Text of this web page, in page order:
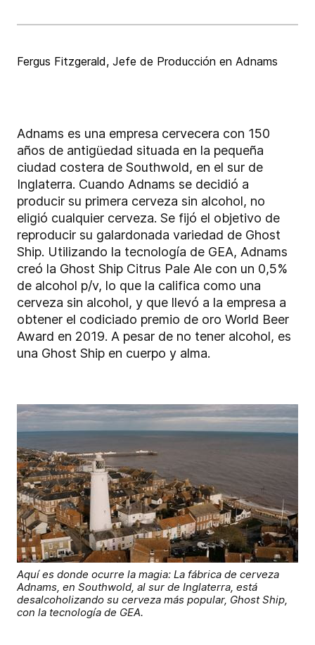
Fergus Fitzgerald, Jefe de Producción en Adnams
Adnams es una empresa cervecera con 150
años de antigüedad situada en la pequeña
ciudad costera de Southwold, en el sur de
Inglaterra. Cuando Adnams se decidió a
producir su primera cerveza sin alcohol, no
eligió cualquier cerveza. Se fijó el objetivo de
reproducir su galardonada variedad de Ghost
Ship. Utilizando la tecnología de GEA, Adnams
creó la Ghost Ship Citrus Pale Ale con un 0,5%
de alcohol p/v, lo que la califica como una
cerveza sin alcohol, y que llevó a la empresa a
obtener el codiciado premio de oro World Beer
Award en 2019. A pesar de no tener alcohol, es
una Ghost Ship en cuerpo y alma.
Aquí es donde ocurre la magia: La fábrica de cerveza
Adnams, en Southwold, al sur de Inglaterra, está
desalcoholizando su cerveza más popular, Ghost Ship,
con la tecnología de GEA.